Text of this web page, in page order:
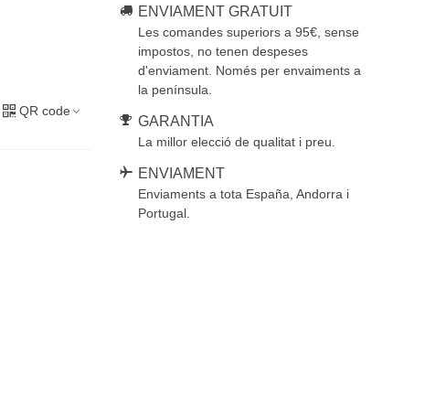
QR code
ENVIAMENT GRATUIT
Les comandes superiors a 95€, sense
impostos, no tenen despeses
d'enviament. Només per envaiments a
la península.
GARANTIA
La millor elecció de qualitat i preu.
ENVIAMENT
Enviaments a tota España, Andorra i
Portugal.